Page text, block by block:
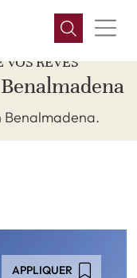
RÊVES
Benalmadena.
APPLIQUER